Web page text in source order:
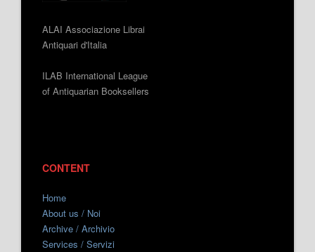
ALAI Associazione Librai
Antiquari d'Italia
ILAB International League
of Antiquarian Booksellers
CONTENT
Home
About us / Noi
Archive / Archivio
Services / Servizi